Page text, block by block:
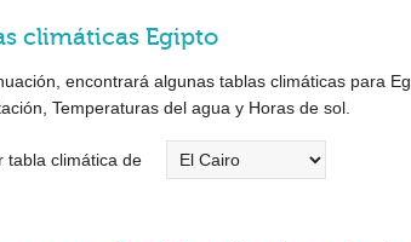
climáticas Egipto
encontrará algunas tablas climáticas para
Temperaturas del agua y Horas de sol.
tabla climática de